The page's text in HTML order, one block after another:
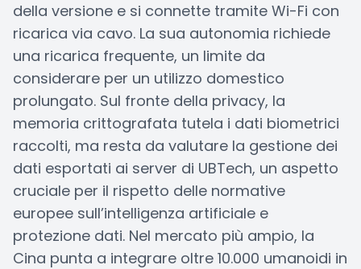
della versione e si connette tramite Wi-Fi con
ricarica via cavo. La sua autonomia richiede
una ricarica frequente, un limite da
considerare per un utilizzo domestico
prolungato. Sul fronte della privacy, la
memoria crittografata tutela i dati biometrici
raccolti, ma resta da valutare la gestione dei
dati esportati ai server di UBTech, un aspetto
cruciale per il rispetto delle normative
europee sull’intelligenza artificiale e
protezione dati. Nel mercato più ampio, la
Cina punta a integrare oltre 10.000 umanoidi in